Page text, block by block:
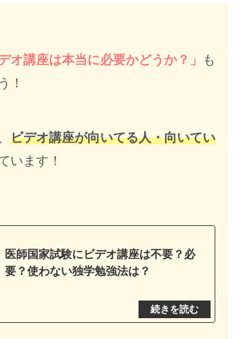
オ講座は本当に必要かどうか？」
も
！
ビデオ講座が向いてる人・向いてい
います！
医師国家試験にビデオ講座は不要？必
要？使わない独学勉強法は？